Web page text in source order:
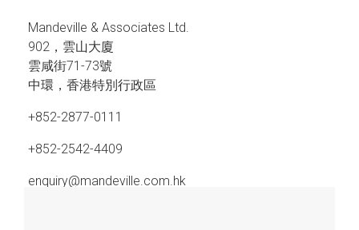
Mandeville & Associates Ltd.
902，雲山大廈
雲咸街71-73號
中環，香港特別行政區
+852-2877-0111
+852-2542-4409
enquiry@mandeville.com.hk